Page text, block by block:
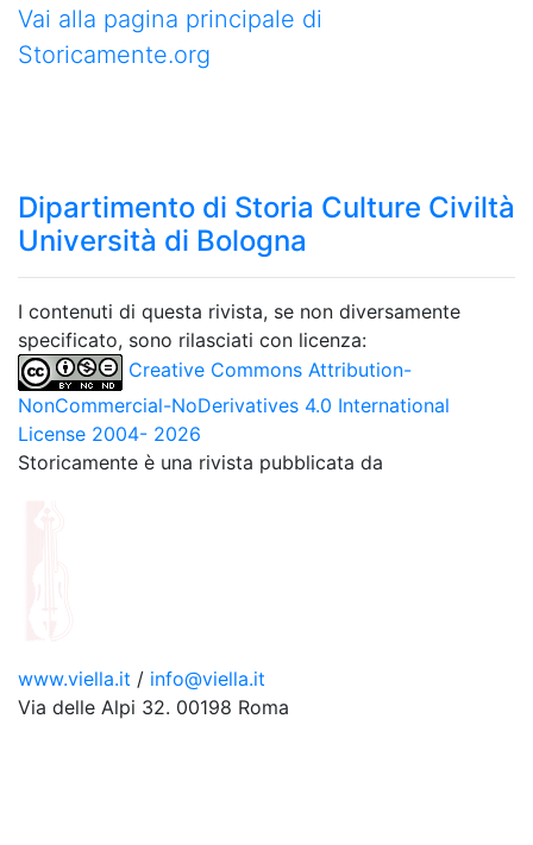
Vai alla pagina principale di
Storicamente.org
Dipartimento di Storia Culture Civiltà
Università di Bologna
I contenuti di questa rivista, se non diversamente
specificato, sono rilasciati con licenza:
Creative Commons Attribution-
NonCommercial-NoDerivatives 4.0 International
License 2004- 2026
Storicamente è una rivista pubblicata da
www.viella.it / info@viella.it
Via delle Alpi 32. 00198 Roma